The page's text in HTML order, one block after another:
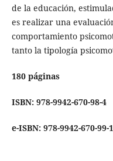
de la educación,
es realizar una
comportamiento
tanto la tipología
180 páginas
ISBN: 978-9942-670-98-4
e-ISBN: 978-9942-670-99-1